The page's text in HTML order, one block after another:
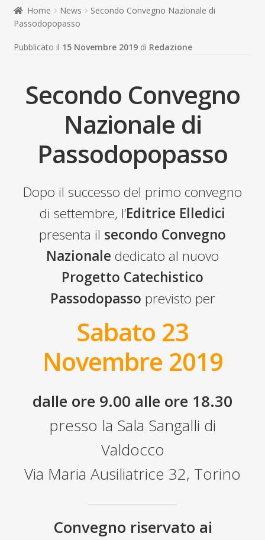
Contatti
Don Bosco
Home News
Secondo Convegno Nazionale di
Passodopopasso
Pubblicato il 15 Novembre 2019 di Redazione
Secondo Convegno
Nazionale di
Passodopopasso
Dopo il successo del primo convegno
di settembre, l’Editrice Elledici
presenta il secondo Convegno
Nazionale dedicato al nuovo
Progetto Catechistico
Passodopasso previsto per
Sabato 23
Novembre 2019
dalle ore 9.00 alle ore 18.30
presso la Sala Sangalli di
Valdocco
Via Maria Ausiliatrice 32, Torino
Convegno riservato ai